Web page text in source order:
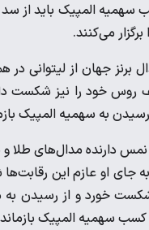
المپیک باید از سد
می‌کنند.
به سهمیه المپیک
نتیجه ۴ بر یک شکست خورد و
سهمیه المپیک